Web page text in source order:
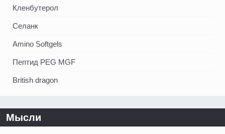
Кленбутерол
Селанк
Amino Softgels
Пептид PEG MGF
British dragon
Мысли